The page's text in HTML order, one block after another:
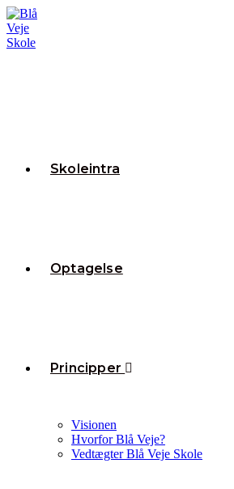
Skoleintra
Optagelse
Principper
Visionen
Hvorfor Blå Veje?
Vedtægter Blå Veje Skole